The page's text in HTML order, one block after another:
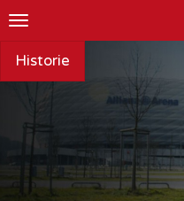
Toggle
Historie